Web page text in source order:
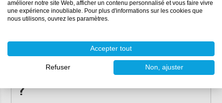
Spatules de mélange 2 x
Comment réparer un gelcoat
?
améliorer notre site Web, afficher un contenu personnalisé et vous faire vivre
une expérience inoubliable. Pour plus d'informations sur les cookies que
nous utilisons, ouvrez les paramètres.
Accepter tout
Refuser Non, ajuster